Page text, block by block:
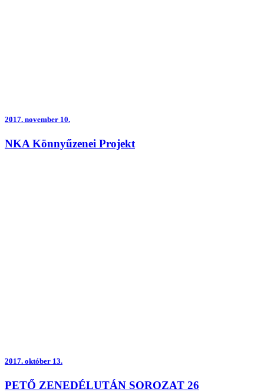
2017. november 10.
NKA Könnyűzenei Projekt
2017. október 13.
PETŐ ZENEDÉLUTÁN SOROZAT 26